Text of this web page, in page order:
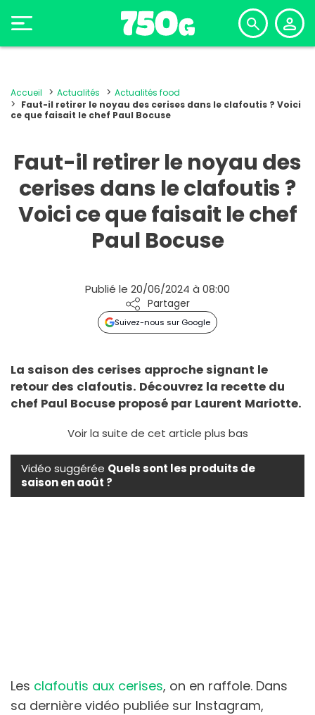
Accueil Actualités
Actualités food
Faut-il retirer le noyau des cerises dans le clafoutis ? Voici
ce que faisait le chef Paul Bocuse
Faut-il retirer le noyau des
cerises dans le clafoutis ?
Voici ce que faisait le chef
Paul Bocuse
Publié le 20/06/2024 à 08:00
Partager
Suivez-nous sur Google
La saison des cerises approche signant le
retour des clafoutis. Découvrez la recette du
chef Paul Bocuse proposé par Laurent Mariotte.
Voir la suite de cet article plus bas
Vidéo suggérée Quels sont les produits de
saison en août ?
Les clafoutis aux cerises, on en raffole. Dans
sa dernière vidéo publiée sur Instagram,